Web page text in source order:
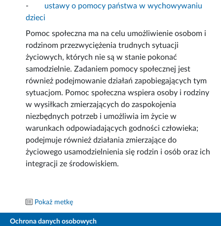
- ustawy o pomocy państwa w wychowywaniu
dzieci
Pomoc społeczna ma na celu umożliwienie osobom i
rodzinom przezwyciężenia trudnych sytuacji
życiowych, których nie są w stanie pokonać
samodzielnie. Zadaniem pomocy społecznej jest
również podejmowanie działań zapobiegających tym
sytuacjom. Pomoc społeczna wspiera osoby i rodziny
w wysiłkach zmierzających do zaspokojenia
niezbędnych potrzeb i umożliwia im życie w
warunkach odpowiadających godności człowieka;
podejmuje również działania zmierzające do
życiowego usamodzielnienia się rodzin i osób oraz ich
integracji ze środowiskiem.
Pokaż metkę
Ochrona danych osobowych